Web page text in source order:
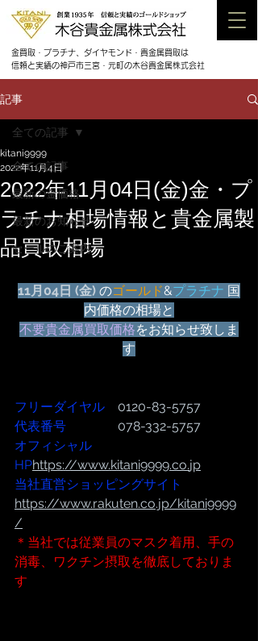
金買取・プラチナ、ダイヤモンド・貴金属買取は
信頼と実績の神戸市三宮・元町の木谷貴金属株式会社
記事
全ての記事
最新の金価格
最新のお知らせ
セールのご案内
全ての記事
2022年11月04日(金)金・プ
ラチナ相場情報と貴金属製
品買取相場
kitani9999
2022年11月4日
11月04日 (金) のゴールド&プラチナ 国
内価格の相場と
不要貴金属買取価格をお知らせ致しま
す
フリーダイヤル 0120-83-5757
代表番号
              078-332-5757
オフィシャル
HPhttps://www.kitani9999.co.jp
当社直営ショッピングサイト
https://www.rakuten.co.jp/kitani9999
/
＊当社では従業員のマスク着用、手の
消毒、ワクチン摂取を徹底しておりま
す